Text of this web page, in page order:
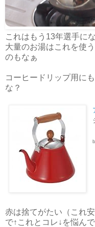
これはもう13年選手に
大量のお湯はこれを使
のもなぁ
コーヒードリップ用に
な？
赤は捨てがたい（これ安
で↑これとコレ↓を悩んで